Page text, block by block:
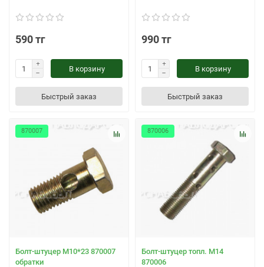
590 тг
В корзину
Быстрый заказ
990 тг
В корзину
Быстрый заказ
870007
Болт-штуцер М10*23 870007
обратки
870006
Болт-штуцер топл. М14
870006